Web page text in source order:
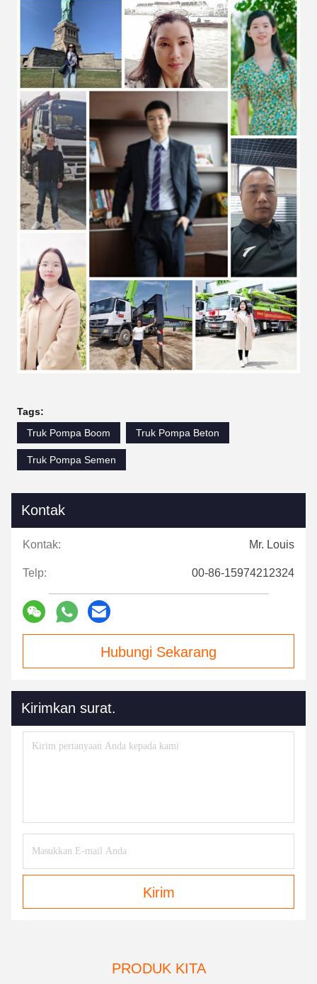
Tags:
Truk Pompa Boom
Truk Pompa Beton
Truk Pompa Semen
Kontak
Kontak: Mr. Louis
Telp: 00-86-15974212324
Hubungi Sekarang
Kirimkan surat.
Kirim
PRODUK KITA